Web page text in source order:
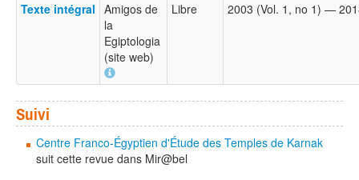
Texte intégral Amigos de
la
Egiptologia
(site web)
Libre 2003 (Vol. 1, no 1) —
Suivi
Centre Franco-Égyptien d'Étude des Temples de Karnak
suit cette revue dans Mir@bel